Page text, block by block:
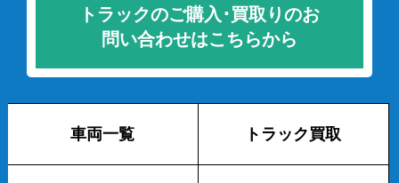
トラックのご購入･買取りのお
問い合わせはこちらから
車両一覧 トラック買取